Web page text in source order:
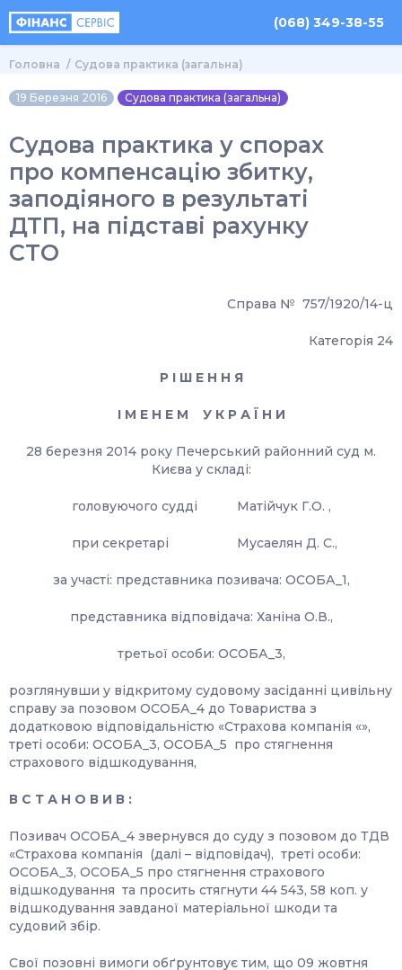
(068) 349-38-55
Головна Судова практика (загальна)
19 Березня 2016 Судова практика (загальна)
Судова практика у спорах
про компенсацію збитку,
заподіяного в результаті
ДТП, на підставі рахунку
СТО
Справа № 757/1920/14-ц
Категорія 24
Р І Ш Е Н Н Я
І М Е Н Е М У К Р А Ї Н И
28 березня 2014 року Печерський районний суд м.
Києва у складі:
головуючого судді Матійчук Г.О. ,
при секретарі Мусаелян Д. С.,
за участі: представника позивача: ОСОБА_1,
представника відповідача: Ханіна О.В.,
третьої особи: ОСОБА_3,
розглянувши у відкритому судовому засіданні цивільну
справу за позовом ОСОБА_4 до Товариства з
додатковою відповідальністю «Страхова компанія «»,
треті особи: ОСОБА_3, ОСОБА_5 про стягнення
страхового відшкодування,
В С Т А Н О В И В :
Позивач ОСОБА_4 звернувся до суду з позовом до ТДВ
«Страхова компанія (далі – відповідач), треті особи:
ОСОБА_3, ОСОБА_5 про стягнення страхового
відшкодування та просить стягнути 44 543, 58 коп. у
відшкодування завданої матеріальної шкоди та
судовий збір.
Свої позовні вимоги обґрунтовує тим, що 09 жовтня